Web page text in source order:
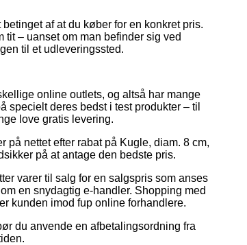
af at du køber for en konkret pris.
– uanset om man befinder sig ved
til et udleveringssted.
online outlets, og altså har mange
deres bedst i test produkter – til
love gratis levering.
på nettet efter rabat på Kugle, diam. 8 cm,
på at antage den bedste pris.
varer til salg for en salgspris som anses
en snydagtig e-handler. Shopping med
kunden imod fup online forhandlere.
du anvende en afbetalingsordning fra